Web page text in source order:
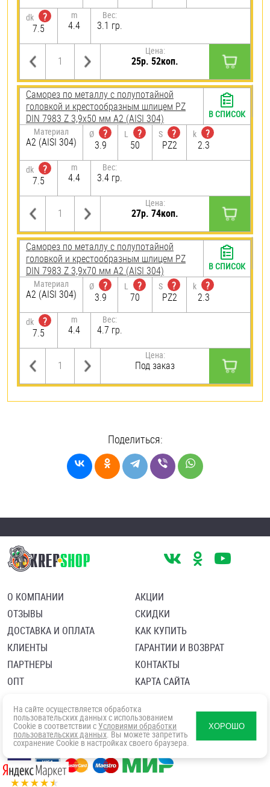
dk
?
7.5
m
4.4
Вес:
3.1 гр.
Цена:
25р. 52коп.
Саморез по металлу с полупотайной
головкой и крестообразным шлицем PZ
DIN 7983 Z 3,9х50 мм А2 (AISI 304)
Материал
А2 (AISI 304)
Ø
?
3.9
L
?
50
S
?
PZ2
k
?
2.3
dk
?
7.5
m
4.4
Вес:
3.4 гр.
Цена:
27р. 74коп.
В СПИСОК
Саморез по металлу с полупотайной
головкой и крестообразным шлицем PZ
DIN 7983 Z 3,9х70 мм А2 (AISI 304)
Материал
А2 (AISI 304)
Ø
?
3.9
L
?
70
S
?
PZ2
k
?
2.3
dk
?
7.5
m
4.4
Вес:
4.7 гр.
Цена:
Под заказ
В СПИСОК
Поделиться:
О КОМПАНИИ
ОТЗЫВЫ
ДОСТАВКА И ОПЛАТА
КЛИЕНТЫ
ПАРТНЕРЫ
ОПТ
АКЦИИ
СКИДКИ
КАК КУПИТЬ
ГАРАНТИИ И ВОЗВРАТ
КОНТАКТЫ
КАРТА САЙТА
Политика в отношении обработки персональных данных
Согласие посетителя сайта на обработку персональных данны
На сайте осуществляется обработка
пользовательских данных с использованием
Cookie в соответствии с Условиями обработки
пользовательских данных. Вы можете запретить
сохранение Cookie в настройках своего браузера.
ХОРОШО